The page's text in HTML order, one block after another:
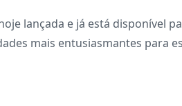
lançada e já está disponível
mais entusiasmantes para